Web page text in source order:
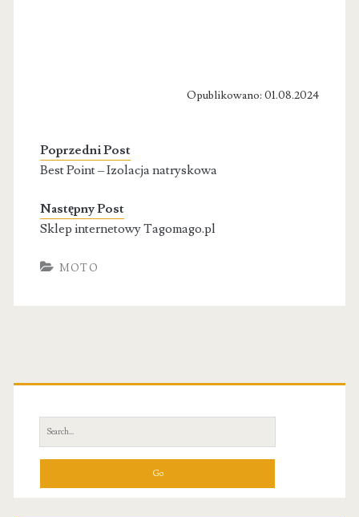
Opublikowano: 01.08.2024
Poprzedni Post
Best Point – Izolacja natryskowa
Następny Post
Sklep internetowy Tagomago.pl
MOTO
Primary
Sidebar
Search
for: